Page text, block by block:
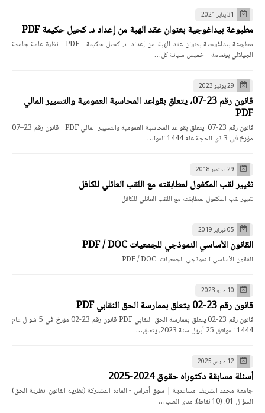
31 يناير 2021
مطبوعة بيداغوجية بعنوان عقد الهبة من إعداد د. كحيل حكيمة PDF
مطبوعة بيداغوجية بعنوان عقد الهبة من إعداد د. كحيل حكيمة PDF نظرة عامة جامعة
الجيلالي بونعامة – خميس مليانة كل…
29 يونيو 2023
قانون رقم 23-07، يتعلق بقواعد المحاسبة العمومية والتسيير المالي
PDF
قانون رقم 23-07، يتعلق بقواعد المحاسبة العمومية والتسيير المالي PDF قانون رقم 23–07
مؤرخ في 3 ذي الحجة عام 1444 الموا…
29 سبتمبر 2018
تغيير لقب المكفول لمطابقته مع اللقب العائلي للكافل
تغيير لقب المكفول لمطابقته مع اللقب العائلي للكافل
05 فبراير 2019
القانون الأساسي النموذجي للجمعيات PDF / DOC
القانون الأساسي النموذجي للجمعيات PDF / DOC
10 مايو 2023
قانون رقم 23-02 يتعلق بممارسة الحق النقابي PDF
قانون رقم 23-02 يتعلق بممارسة الحق النقابي PDF قانون رقم 23-02 مؤرخ في 5 شوال عام
1444 الموافق 25 أبريل سنة 2023، يتعلق…
12 مارس 2025
أسئلة مسابقة دكتوراه حقوق 2024-2025
جامعة محمد الشريف مساعدية | سوق أهراس - المادة المشتركة (نظرية القانون، نظرية الحق)
السؤال 01: (10 نقاط): مدى انطب…